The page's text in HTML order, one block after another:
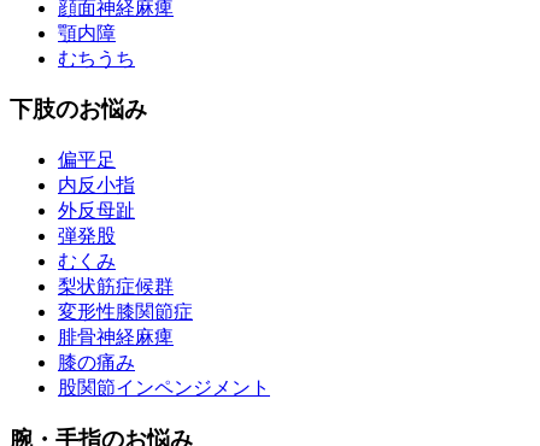
顔面神経麻痺
顎内障
むちうち
下肢のお悩み
偏平足
内反小指
外反母趾
弾発股
むくみ
梨状筋症候群
変形性膝関節症
腓骨神経麻痺
膝の痛み
股関節インペンジメント
腕・手指のお悩み